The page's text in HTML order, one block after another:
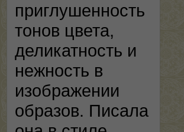
приглушенность
тонов цвета,
деликатность и
нежность в
изображении
образов. Писала